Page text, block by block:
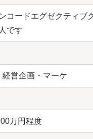
コードエグゼクティブ
です
経営企画・マーケ
万円程度